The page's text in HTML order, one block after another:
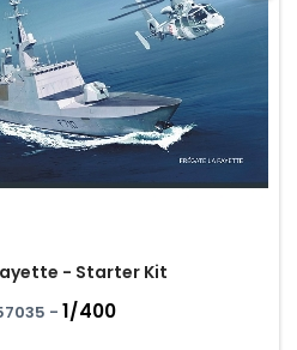
- Starter Kit
- 1/400